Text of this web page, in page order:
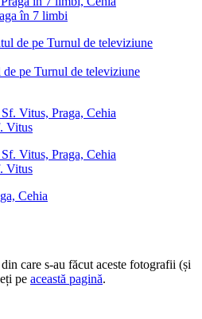
în 7 limbi
de pe Turnul de televiziune
Vitus
Vitus
care s-au făcut aceste fotografii (și
pe această pagină.